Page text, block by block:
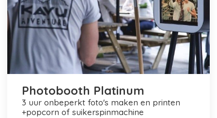
Photobooth Platinum
3 uur onbeperkt foto's maken en printen
+popcorn of suikerspinmachine